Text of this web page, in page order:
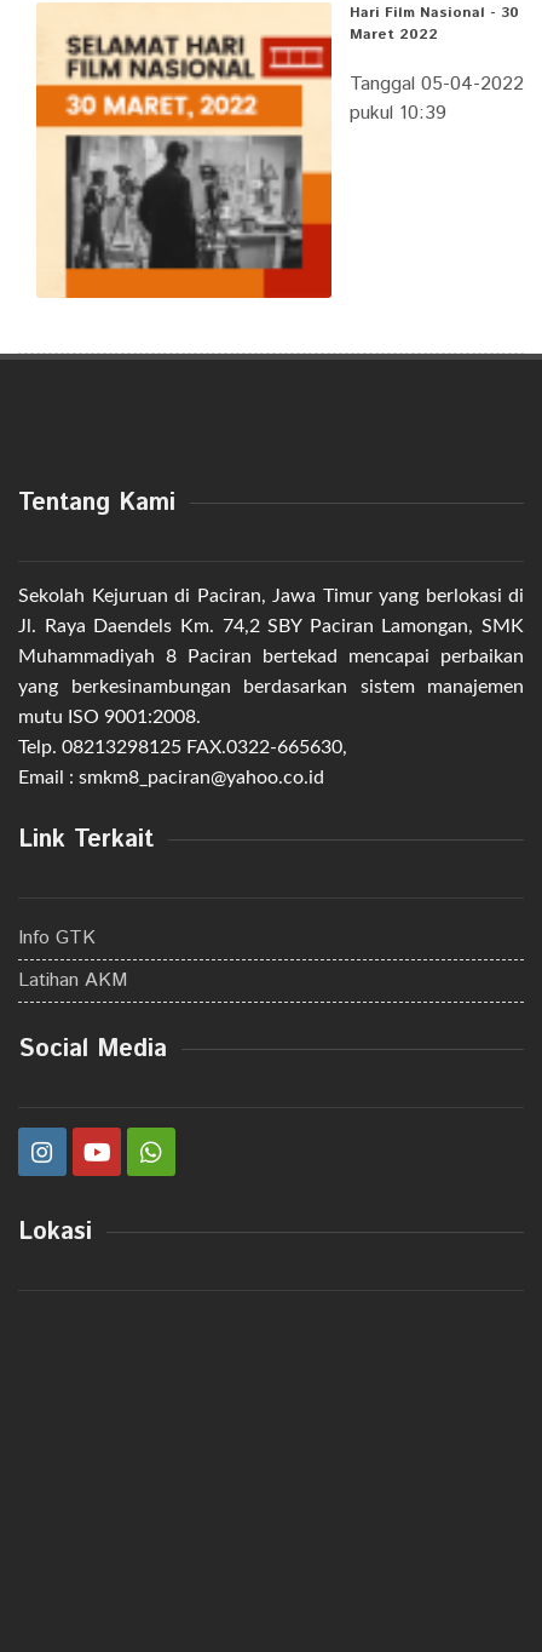
Hari Film Nasional - 30
Maret 2022
Tanggal 05-04-2022
pukul 10:39
Tentang Kami
Sekolah Kejuruan di Paciran, Jawa Timur yang berlokasi di
Jl. Raya Daendels Km. 74,2 SBY Paciran Lamongan, SMK
Muhammadiyah 8 Paciran bertekad mencapai perbaikan
yang berkesinambungan berdasarkan sistem manajemen
mutu ISO 9001:2008.
Telp. 08213298125 FAX.0322-665630,
Email : smkm8_paciran@yahoo.co.id
Link Terkait
Info GTK
Latihan AKM
Social Media
Lokasi